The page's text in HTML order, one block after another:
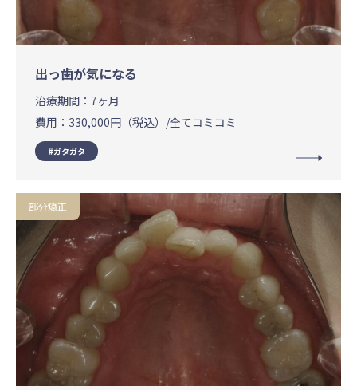
出っ歯が気になる
治療期間： 7ヶ月
費用： 330,000円（税込）/全てコミコミ
ガタガタ
部分矯正